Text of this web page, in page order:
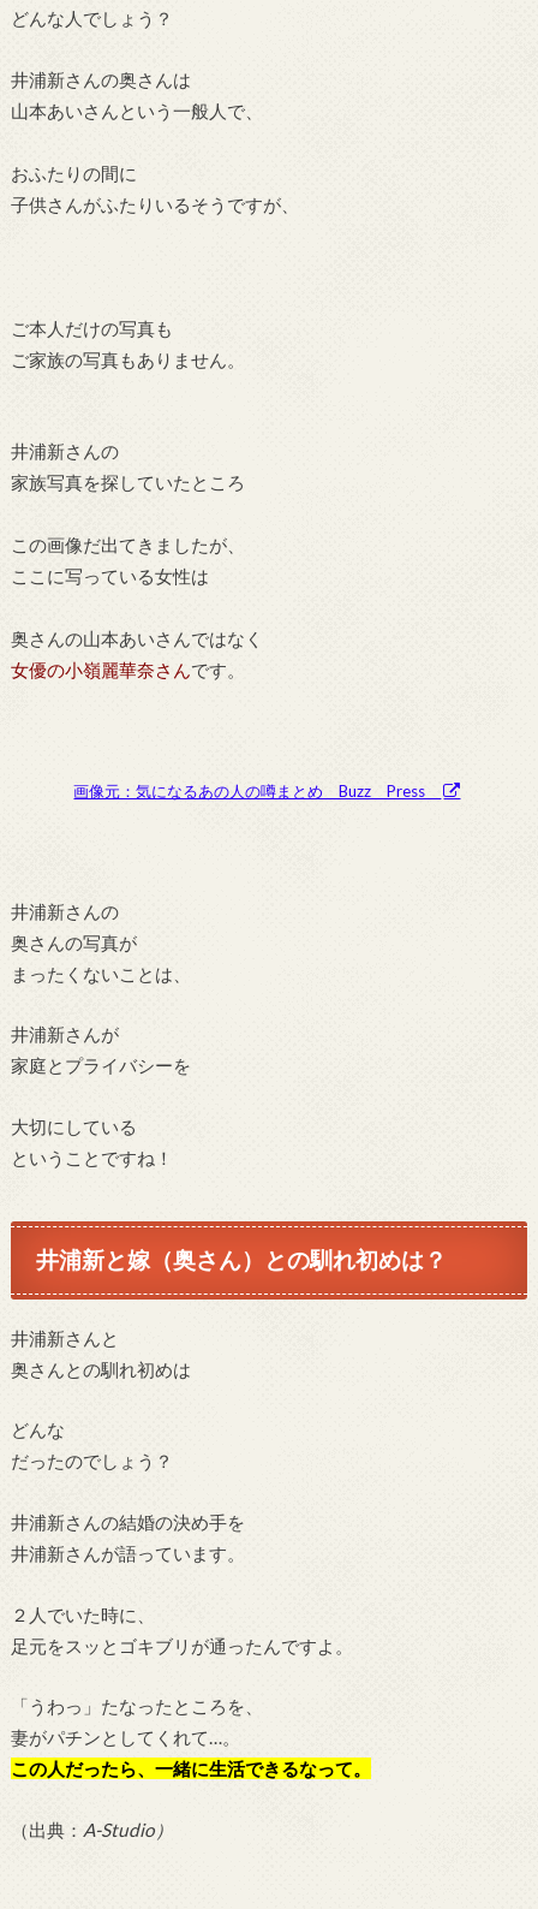
どんな人でしょう？
井浦新さんの奥さんは
山本あいさんという一般人で、
おふたりの間に
子供さんがふたりいるそうですが、
ご本人だけの写真も
ご家族の写真もありません。
井浦新さんの
家族写真を探していたところ
この画像だ出てきましたが、
ここに写っている女性は
奥さんの山本あいさんではなく
女優の小嶺麗華奈さんです。
画像元：気になるあの人の噂まとめ Buzz Press
井浦新さんの
奥さんの写真が
まったくないことは、
井浦新さんが
家庭とプライバシーを
大切にしている
ということですね！
井浦新と嫁（奥さん）との馴れ初めは？
井浦新さんと
奥さんとの馴れ初めは
どんな
だったのでしょう？
井浦新さんの結婚の決め手を
井浦新さんが語っています。
２人でいた時に、
足元をスッとゴキブリが通ったんですよ。
「うわっ」たなったところを、
妻がパチンとしてくれて…。
この人だったら、一緒に生活できるなって。
（出典： A-Studio）